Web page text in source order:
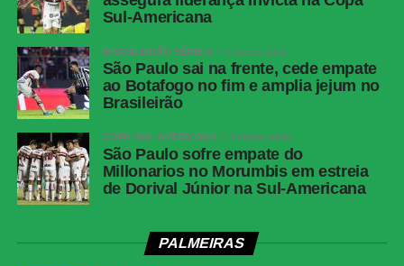
Alan Costa de Oliveira (MG)
VAR
Gols
Gustavo Henrique, aos 42 minutos do 1º
tempo (Corinthians); Bernabei, aos 13
minutos do 2º tempo (Internacional); Pedro
(Corinthians)
Corinthians
Hugo Souza; Matheuzinho, Gabriel Paulista
(Allan), Gustavo Henrique e Matheus Bidu;
(Carrillo) e Rodrigo Garro (Dieguinho); Kaio
César (Matheus Pereira) e Pedro Raul
Sul-Americana
BRASILEIRÃO SÉRIE A 2 meses atrás
São Paulo sai na frente, cede empate
ao Botafogo no fim e amplia jejum no
Brasileirão
COPA SUL-AMERICANA 3 meses atrás
São Paulo sofre empate do
Millonarios no Morumbis em estreia
de Dorival Júnior na Sul-Americana
PALMEIRAS